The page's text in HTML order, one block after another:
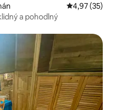
Průměrné
4,97 (35)
a pohodlný